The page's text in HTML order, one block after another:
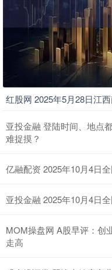
红股网 2025年5月28日江
亚投金融 登陆时间、地点
难捉摸？
亿融配资 2025年10月4日
亚投金融 2025年10月4日
MOM操盘网 A股早评：创
走高